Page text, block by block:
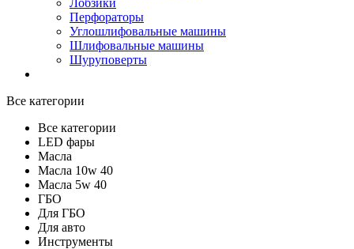
Лобзики
Перфораторы
Углошлифовальные машины
Шлифовальные машины
Шуруповерты
Все категории
Все категории
LED фары
Масла
Масла 10w 40
Масла 5w 40
ГБО
Для ГБО
Для авто
Инструменты